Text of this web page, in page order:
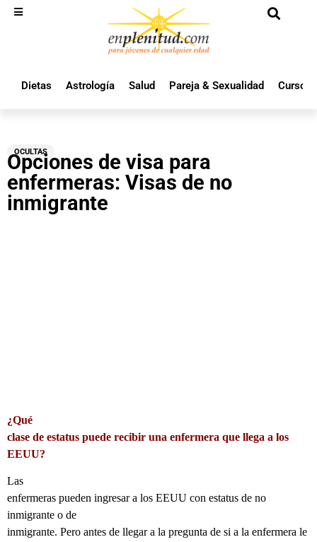
Dietas Astrología Salud Pareja & Sexualidad Cursos
OCULTAS
Opciones de visa para
enfermeras: Visas de no
inmigrante
¿Qué
clase de estatus puede recibir una enfermera que llega a los
EEUU?
Las
enfermeras pueden ingresar a los EEUU con estatus de no
inmigrante o de
inmigrante. Pero antes de llegar a la pregunta de si a la enfermera le